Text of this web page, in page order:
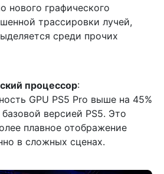
нового графического
трассировки лучей,
среди прочих
процессор:
GPU PS5 Pro выше на 45%
версией PS5. Это
плавное отображение
в сложных сценах.